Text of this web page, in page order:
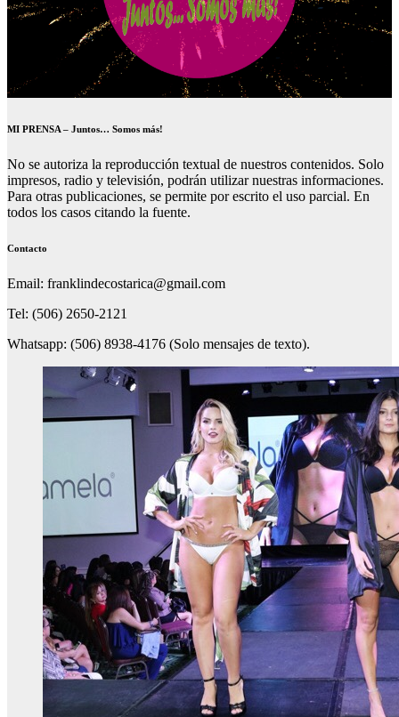
MI PRENSA – Juntos… Somos más!
No se autoriza la reproducción textual de nuestros contenidos. Solo
impresos, radio y televisión, podrán utilizar nuestras informaciones.
Para otras publicaciones, se permite por escrito el uso parcial. En
todos los casos citando la fuente.
Contacto
Email: franklindecostarica@gmail.com
Tel: (506) 2650-2121
Whatsapp: (506) 8938-4176 (Solo mensajes de texto).